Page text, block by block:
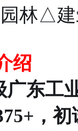
园林△
绍
广东工
，